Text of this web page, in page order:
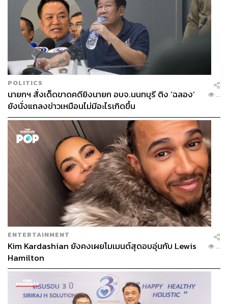
POLITICS
นายกฯ สั่งเด็ดขาดคดียิงนายก อบจ.นนทบุรี ติง ‘ฉลอง’
ยังนั่งแถลงข่าวเหมือนไม่มีอะไรเกิดขึ้น
...
ENTERTAINMENT
Kim Kardashian ยังคงเผยโมเมนต์สุดอบอุ่นกับ Lewis
Hamilton
...